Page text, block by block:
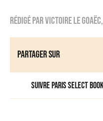
Rédigé parVictoire Le Goaëc
Partager sur
Suivre Paris Select